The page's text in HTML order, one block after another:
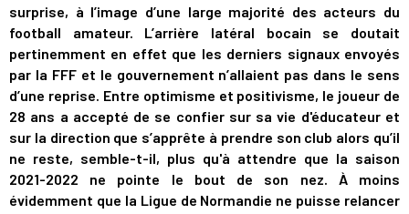
surprise, à l’image d’une large majorité des acteurs du
football amateur. L’arrière latéral bocain se doutait
pertinemment en effet que les derniers signaux envoyés
par la FFF et le gouvernement n’allaient pas dans le sens
d’une reprise. Entre optimisme et positivisme, le joueur de
28 ans a accepté de se confier sur sa vie d'éducateur et
sur la direction que s’apprête à prendre son club alors qu’il
ne reste, semble-t-il, plus qu'à attendre que la saison
2021-2022 ne pointe le bout de son nez. À moins
évidemment que la Ligue de Normandie ne puisse relancer